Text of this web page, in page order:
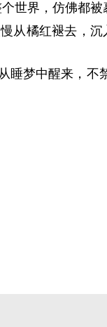
世界，仿佛都被
从橘红褪去，
睡梦中醒来，不